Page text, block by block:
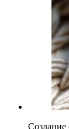
Создание